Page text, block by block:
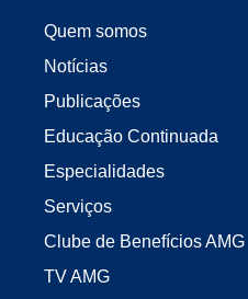
Quem somos
Notícias
Publicações
Educação Continuada
Especialidades
Serviços
Clube de Benefícios AMG
TV AMG